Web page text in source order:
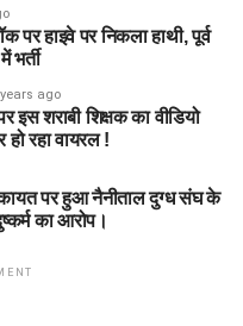
पर हाइवे पर निकला हाथी, पूर्व
ago
इस शराबी शिक्षक का वीडियो
रहा वायरल !
पर हुआ नैनीताल दुग्ध संघ के
का आरोप।